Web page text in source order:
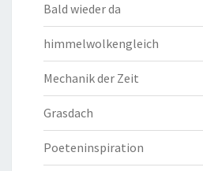
Bald wieder da
himmelwolkengleich
Mechanik der Zeit
Grasdach
Poeteninspiration